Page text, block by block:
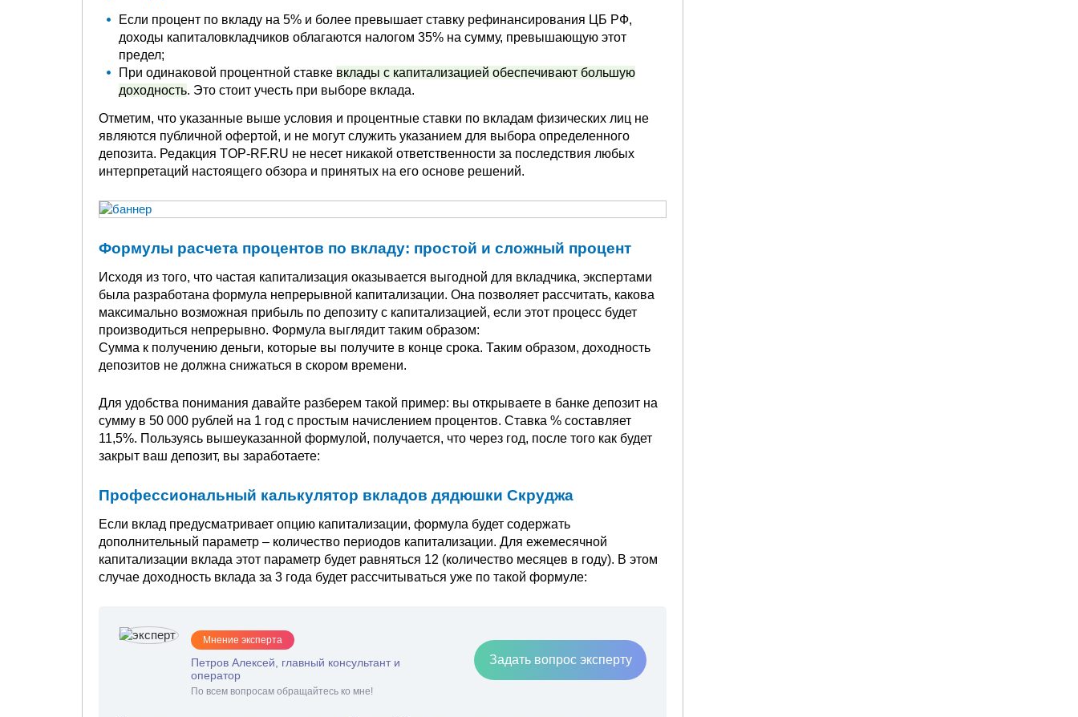
Если процент по вкладу на 5% и более превышает ставку рефинансирования ЦБ РФ,
доходы капиталовкладчиков облагаются налогом 35% на сумму, превышающую этот
предел;
При одинаковой процентной ставке вклады с капитализацией обеспечивают большую
доходность. Это стоит учесть при выборе вклада.
Отметим, что указанные выше условия и процентные ставки по вкладам физических лиц не
являются публичной офертой, и не могут служить указанием для выбора определенного
депозита. Редакция TOP-RF.RU не несет никакой ответственности за последствия любых
интерпретаций настоящего обзора и принятых на его основе решений.
Формулы расчета процентов по вкладу: простой и сложный процент
Исходя из того, что частая капитализация оказывается выгодной для вкладчика, экспертами
была разработана формула непрерывной капитализации. Она позволяет рассчитать, какова
максимально возможная прибыль по депозиту с капитализацией, если этот процесс будет
производиться непрерывно. Формула выглядит таким образом:
Сумма к получению деньги, которые вы получите в конце срока. Таким образом, доходность
депозитов не должна снижаться в скором времени.
Для удобства понимания давайте разберем такой пример: вы открываете в банке депозит на
сумму в 50 000 рублей на 1 год с простым начислением процентов. Ставка % составляет
11,5%. Пользуясь вышеуказанной формулой, получается, что через год, после того как будет
закрыт ваш депозит, вы заработаете:
Профессиональный калькулятор вкладов дядюшки Скруджа
Если вклад предусматривает опцию капитализации, формула будет содержать
дополнительный параметр – количество периодов капитализации. Для ежемесячной
капитализации вклада этот параметр будет равняться 12 (количество месяцев в году). В этом
случае доходность вклада за 3 года будет рассчитываться уже по такой формуле:
Мнение эксперта
Петров Алексей, главный консультант и
оператор
По всем вопросам обращайтесь ко мне!
Задать вопрос эксперту